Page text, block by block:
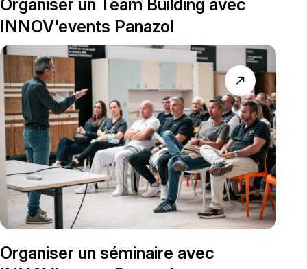
Organiser un Team Building avec
INNOV'events Panazol
Organiser un séminaire avec
north_east